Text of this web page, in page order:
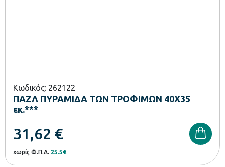
Κωδικός: 262122
ΠΑΖΛ ΠΥΡΑΜΙΔΑ ΤΩΝ ΤΡΟΦΙΜΩΝ 40X35
εκ.***
31,62 €
χωρίς Φ.Π.Α. 25.5€